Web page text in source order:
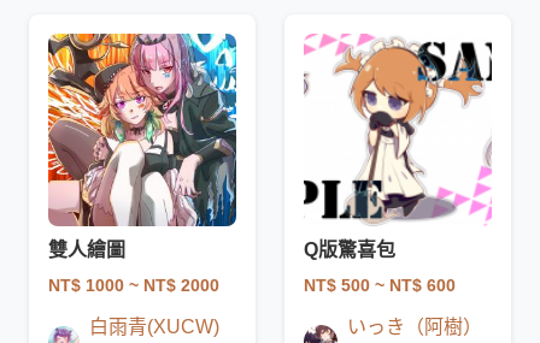
雙人繪圖
NT$ 1000 ~ NT$ 2000
白雨青(XUCW)
Q版驚喜包
NT$ 500 ~ NT$ 600
いっき（阿樹）